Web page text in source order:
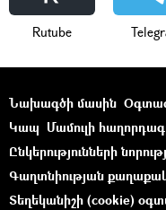
Rutube
Նախագծի մասին
Կապ Մամուլի
Ընկերությունների
Գաղտնիության
Տեղեկանիշի (cookie)